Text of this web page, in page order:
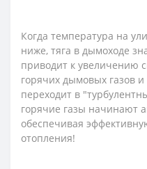
Когда температура на
ниже, тяга в дымоходе
приводит к увеличению
горячих дымовых газов
переходит в
горячие газы начинают
обеспечивая
отопления!